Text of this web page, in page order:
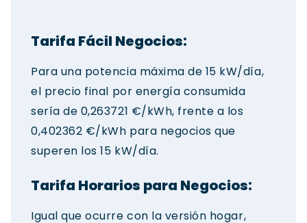
Tarifa Fácil Negocios:
Para una potencia máxima de 15 kW/día,
el precio final por energía consumida
sería de 0,263721 €/kWh, frente a los
0,402362 €/kWh para negocios que
superen los 15 kW/día.
Tarifa Horarios para Negocios:
Igual que ocurre con la versión hogar,